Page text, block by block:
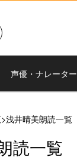
声優・ナレーター
>浅井晴美朗読一覧
読一覧